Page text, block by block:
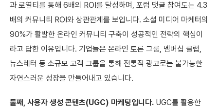
과 로열티를 통해 6배의 ROI를 달성하며, 포럼 댓글 참여도는 4.3
배의 커뮤니티 ROI와 상관관계를 보입니다. 소셜 미디어 마케터의
90%가 활발한 온라인 커뮤니티 구축이 성공적인 전략의 핵심이
라고 답한 이유입니다. 기업들은 온라인 토론 그룹, 멤버십 클럽,
뉴스레터 등 소규모 고객 그룹을 통해 전통적 광고로는 불가능한
자연스러운 성장을 만들어내고 있습니다.
둘째, 사용자 생성 콘텐츠(UGC) 마케팅입니다. UGC를 활용한